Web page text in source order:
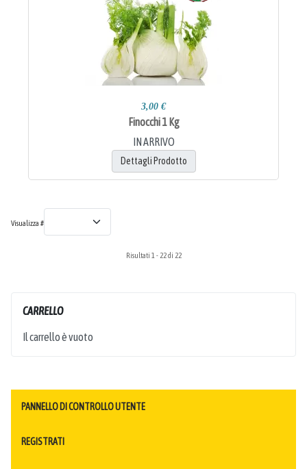
3,00 €
Finocchi 1 Kg
IN ARRIVO
Dettagli Prodotto
Visualizza #
Risultati 1 - 22 di 22
CARRELLO
Il carrello è vuoto
PANNELLO DI CONTROLLO UTENTE
REGISTRATI